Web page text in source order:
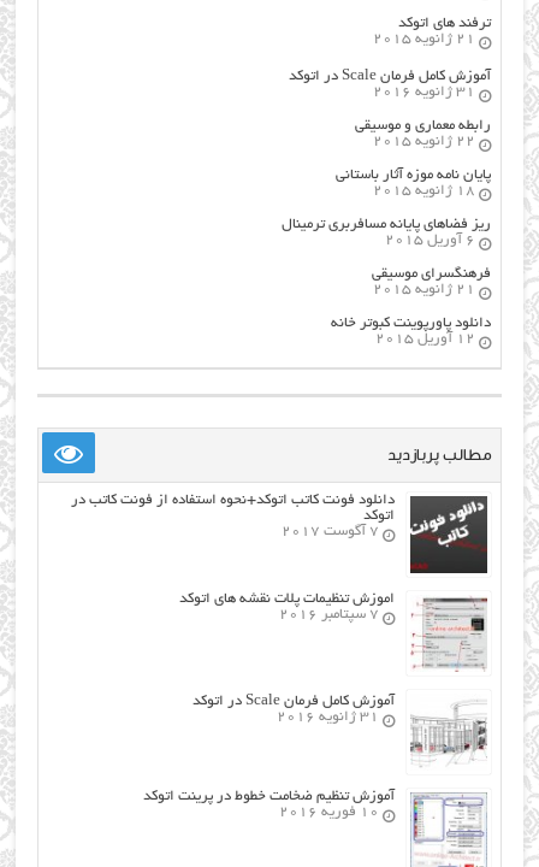
ترفند های اتوکد
21 ژانویه 2015
آموزش کامل فرمان Scale در اتوکد
31 ژانویه 2016
رابطه معماری و موسیقی
22 ژانویه 2015
پایان نامه موزه آثار باستانی
18 ژانویه 2015
ریز فضاهای پایانه مسافربری ترمینال
6 آوریل 2015
فرهنگسراي موسيقي
21 ژانویه 2015
دانلود پاورپوینت کبوتر خانه
12 آوریل 2015
مطالب پربازدید
دانلود فونت کاتب اتوکد+نحوه استفاده از فونت کاتب در
اتوکد
7 آگوست 2017
اموزش تنظیمات پلات نقشه های اتوکد
7 سپتامبر 2016
آموزش کامل فرمان Scale در اتوکد
31 ژانویه 2016
آموزش تنظیم ضخامت خطوط در پرینت اتوکد
10 فوریه 2016